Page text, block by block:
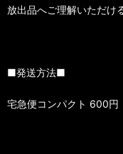
放出品へご理解いただけ
■発送方法■
宅急便コンパクト 600円